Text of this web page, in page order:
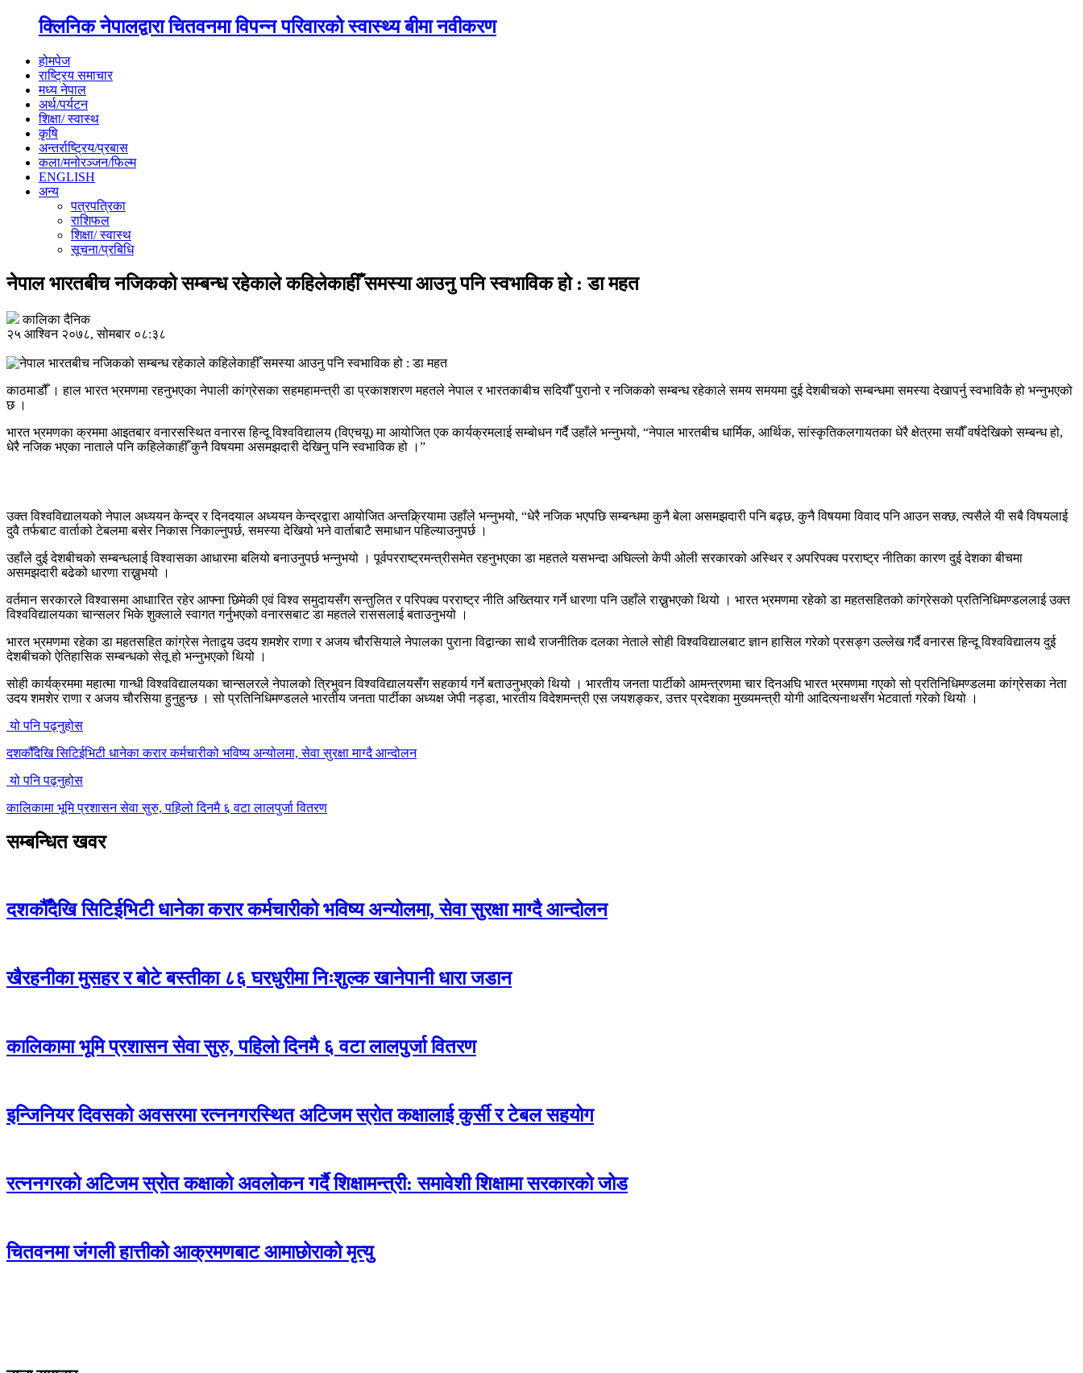
क्लिनिक नेपालद्वारा चितवनमा विपन्न परिवारको स्वास्थ्य बीमा नवीकरण
होमपेज
राष्ट्रिय समाचार
मध्य नेपाल
अर्थ/पर्यटन
शिक्षा/ स्वास्थ
कृषि
अन्तर्राष्ट्रिय/प्रबास
कला/मनोरञ्जन/फिल्म
ENGLISH
अन्य
पत्रपत्रिका
राशिफल
शिक्षा/ स्वास्थ
सूचना/प्रबिधि
नेपाल भारतबीच नजिकको सम्बन्ध रहेकाले कहिलेकाहीँ समस्या आउनु पनि स्वभाविक हो : डा महत
कालिका दैनिक
२५ आश्विन २०७८, सोमबार ०८:३८
काठमाडौँ । हाल भारत भ्रमणमा रहनुभएका नेपाली कांग्रेसका सहमहामन्त्री डा प्रकाशशरण महतले नेपाल र भारतकाबीच सदियौँ पुरानो र नजिकको सम्बन्ध रहेकाले समय समयमा दुई देशबीचको सम्बन्धमा समस्या देखापर्नु स्वभाविकै हो भन्नुभएको
छ ।
भारत भ्रमणका क्रममा आइतबार वनारसस्थित वनारस हिन्दू विश्वविद्यालय (विएचयू) मा आयोजित एक कार्यक्रमलाई सम्बोधन गर्दै उहाँले भन्नुभयो, “नेपाल भारतबीच धार्मिक, आर्थिक, सांस्कृतिकलगायतका धेरै क्षेत्रमा सयौँ वर्षदेखिको सम्बन्ध हो,
धेरै नजिक भएका नाताले पनि कहिलेकाहीँ कुनै विषयमा असमझदारी देखिनु पनि स्वभाविक हो ।”
उक्त विश्वविद्यालयको नेपाल अध्ययन केन्द्र र दिनदयाल अध्ययन केन्द्रद्वारा आयोजित अन्तक्र्रियामा उहाँले भन्नुभयो, “धेरै नजिक भएपछि सम्बन्धमा कुनै बेला असमझदारी पनि बढ्छ, कुनै विषयमा विवाद पनि आउन सक्छ, त्यसैले यी सबै विषयलाई
दुवै तर्फबाट वार्ताको टेबलमा बसेर निकास निकाल्नुपर्छ, समस्या देखियो भने वार्ताबाटै समाधान पहिल्याउनुपर्छ ।
उहाँले दुई देशबीचको सम्बन्धलाई विश्वासका आधारमा बलियो बनाउनुपर्छ भन्नुभयो । पूर्वपरराष्ट्रमन्त्रीसमेत रहनुभएका डा महतले यसभन्दा अघिल्लो केपी ओली सरकारको अस्थिर र अपरिपक्व परराष्ट्र नीतिका कारण दुई देशका बीचमा
असमझदारी बढेको धारणा राख्नुभयो ।
वर्तमान सरकारले विश्वासमा आधाारित रहेर आफ्ना छिमेकी एवं विश्व समुदायसँग सन्तुलित र परिपक्व परराष्ट्र नीति अख्तियार गर्ने धारणा पनि उहाँले राख्नुभएको थियो । भारत भ्रमणमा रहेको डा महतसहितको कांग्रेसको प्रतिनिधिमण्डललाई उक्त
विश्वविद्यालयका चान्सलर भिके शुक्लाले स्वागत गर्नुभएको वनारसबाट डा महतले राससलाई बताउनुभयो ।
भारत भ्रमणमा रहेका डा महतसहित कांग्रेस नेताद्वय उदय शमशेर राणा र अजय चौरसियाले नेपालका पुराना विद्वान्का साथै राजनीतिक दलका नेताले सोही विश्वविद्यालबाट ज्ञान हासिल गरेको प्रसङ्ग उल्लेख गर्दै वनारस हिन्दू विश्वविद्यालय दुई
देशबीचको ऐतिहासिक सम्बन्धको सेतू हो भन्नुभएको थियो ।
सोही कार्यक्रममा महात्मा गान्धी विश्वविद्यालयका चान्सलरले नेपालको त्रिभुवन विश्वविद्यालयसँग सहकार्य गर्ने बताउनुभएको थियो । भारतीय जनता पार्टीको आमन्त्रणमा चार दिनअघि भारत भ्रमणमा गएको सो प्रतिनिधिमण्डलमा कांग्रेसका नेता
उदय शमशेर राणा र अजय चौरसिया हुनुहुन्छ । सो प्रतिनिधिमण्डलले भारतीय जनता पार्टीका अध्यक्ष जेपी नड्डा, भारतीय विदेशमन्त्री एस जयशङ्कर, उत्तर प्रदेशका मुख्यमन्त्री योगी आदित्यनाथसँग भेटवार्ता गरेको थियो ।
यो पनि पढ्नुहोस
दशकौँदेखि सिटिईभिटी धानेका करार कर्मचारीको भविष्य अन्योलमा, सेवा सुरक्षा माग्दै आन्दोलन
यो पनि पढ्नुहोस
कालिकामा भूमि प्रशासन सेवा सुरु, पहिलो दिनमै ६ वटा लालपुर्जा वितरण
सम्बन्धित खवर
दशकौँदेखि सिटिईभिटी धानेका करार कर्मचारीको भविष्य अन्योलमा, सेवा सुरक्षा माग्दै आन्दोलन
खैरहनीका मुसहर र बोटे बस्तीका ८६ घरधुरीमा निःशुल्क खानेपानी धारा जडान
कालिकामा भूमि प्रशासन सेवा सुरु, पहिलो दिनमै ६ वटा लालपुर्जा वितरण
इन्जिनियर दिवसको अवसरमा रत्ननगरस्थित अटिजम स्रोत कक्षालाई कुर्सी र टेबल सहयोग
रत्ननगरको अटिजम स्रोत कक्षाको अवलोकन गर्दै शिक्षामन्त्री: समावेशी शिक्षामा सरकारको जोड
चितवनमा जंगली हात्तीको आक्रमणबाट आमाछोराको मृत्यु